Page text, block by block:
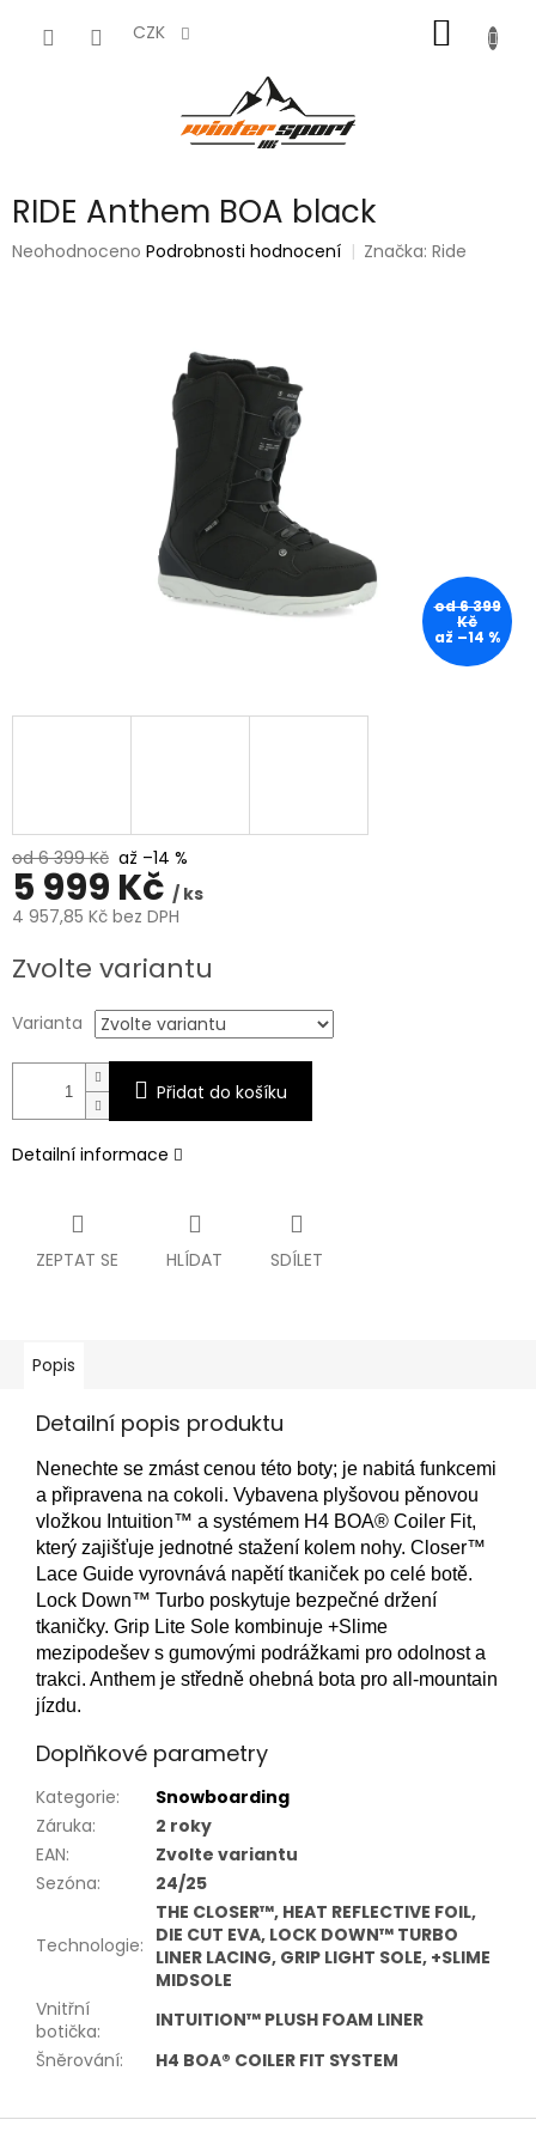
CZK
KOŠÍK
RIDE Anthem BOA black
Průměrné
Neohodnoceno Podrobnosti hodnocení Značka:Ride
od 6 399
Kč
až –14 %
od 6 399 Kč až –14 %
5 999 Kč / ks
4 957,85 Kč bez DPH
cena:
Zvolte variantu
Varianta
Přidat do košíku
Detailní informace
ZEPTAT SE HLÍDAT SDÍLET
Popis
Detailní popis produktu
Nenechte se zmást cenou této boty; je nabitá funkcemi
a připravena na cokoli. Vybavena plyšovou pěnovou
vložkou Intuition™ a systémem H4 BOA® Coiler Fit,
který zajišťuje jednotné stažení kolem nohy. Closer™
Lace Guide vyrovnává napětí tkaniček po celé botě.
Lock Down™ Turbo poskytuje bezpečné držení
tkaničky. Grip Lite Sole kombinuje +Slime
mezipodešev s gumovými podrážkami pro odolnost a
trakci. Anthem je středně ohebná bota pro all-mountain
jízdu.
Doplňkové parametry
Kategorie:
Snowboarding
Záruka:
2 roky
EAN:
Zvolte variantu
Sezóna: 24/25
Technologie:
THE CLOSER™, HEAT REFLECTIVE FOIL,
DIE CUT EVA, LOCK DOWN™ TURBO
LINER LACING, GRIP LIGHT SOLE, +SLIME
MIDSOLE
Vnitřní
botička:
INTUITION™ PLUSH FOAM LINER
Šněrování: H4 BOA® COILER FIT SYSTEM
Z